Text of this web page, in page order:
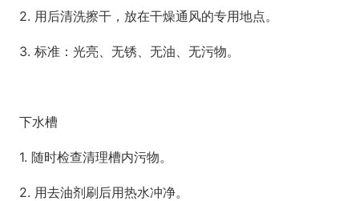
2. 用后清洗擦干，放在干燥通风的专用地点。
3. 标准：光亮、无锈、无油、无污物。
下水槽
1. 随时检查清理槽内污物。
2. 用去油剂刷后用热水冲净。